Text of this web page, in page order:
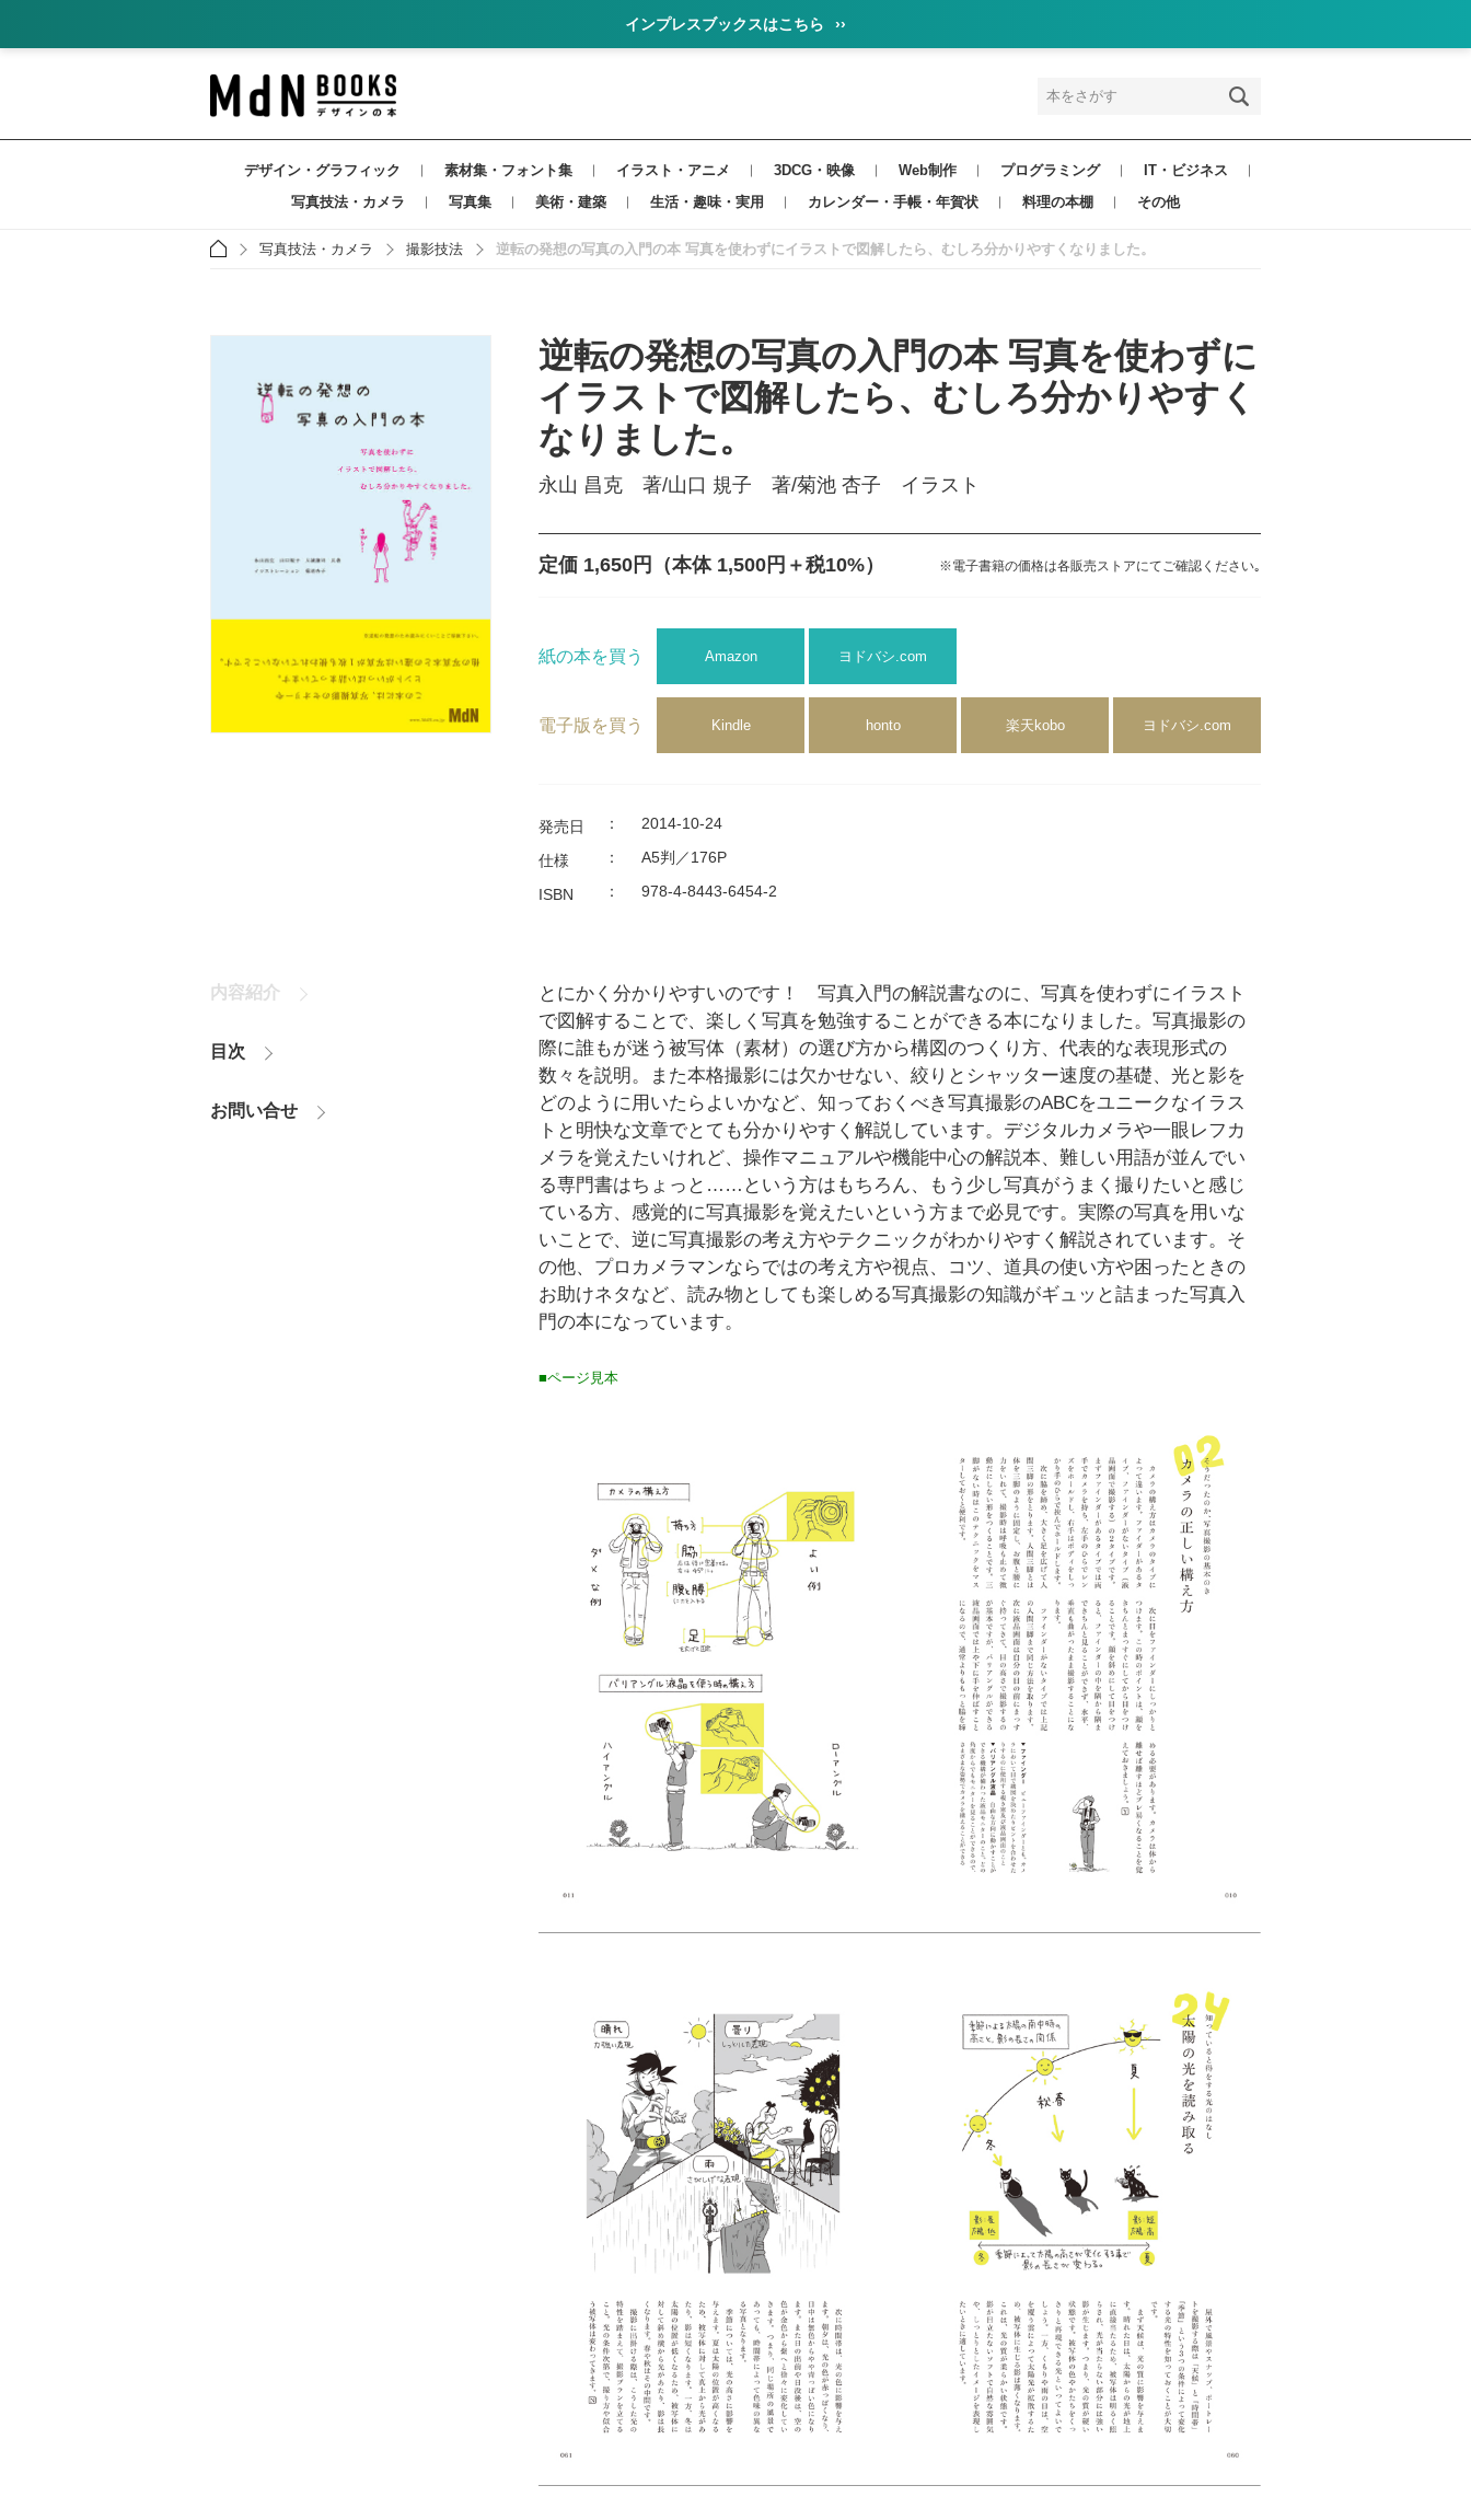
インプレスブックスはこちら ››
デザイン・グラフィック 素材集・フォント集 イラスト・アニメ 3DCG・映像 Web制作 プログラミング
IT・ビジネス
写真技法・カメラ
写真集 美術・建築 生活・趣味・実用 カレンダー・手帳・年賀状 料理の本棚 その他
写真技法・カメラ 撮影技法 逆転の発想の写真の入門の本 写真を使わずにイラストで図解したら、むしろ分かりやすくなりました。
逆転の発想の写真の入門の本 写真を使わずに
イラストで図解したら、むしろ分かりやすく
なりました。
永山 昌克 著/山口 規子 著/菊池 杏子 イラスト
定価 1,650円 （本体 1,500円＋税10%） ※電子書籍の価格は各販売ストアにてご確認ください｡
紙の本を買う Amazon ヨドバシ.com
電子版を買う Kindle honto 楽天kobo ヨドバシ.com
発売日 ： 2014-10-24
仕様 ： A5判／176P
ISBN ： 978-4-8443-6454-2
内容紹介
目次
お問い合せ
とにかく分かりやすいのです！ 写真入門の解説書なのに、写真を使わずにイラスト
で図解することで、楽しく写真を勉強することができる本になりました。写真撮影の
際に誰もが迷う被写体（素材）の選び方から構図のつくり方、代表的な表現形式の
数々を説明。また本格撮影には欠かせない、絞りとシャッター速度の基礎、光と影を
どのように用いたらよいかなど、知っておくべき写真撮影のABCをユニークなイラス
トと明快な文章でとても分かりやすく解説しています。デジタルカメラや一眼レフカ
メラを覚えたいけれど、操作マニュアルや機能中心の解説本、難しい用語が並んでい
る専門書はちょっと……という方はもちろん、もう少し写真がうまく撮りたいと感じ
ている方、感覚的に写真撮影を覚えたいという方まで必見です。実際の写真を用いな
いことで、逆に写真撮影の考え方やテクニックがわかりやすく解説されています。そ
の他、プロカメラマンならではの考え方や視点、コツ、道具の使い方や困ったときの
お助けネタなど、読み物としても楽しめる写真撮影の知識がギュッと詰まった写真入
門の本になっています。
■ページ見本